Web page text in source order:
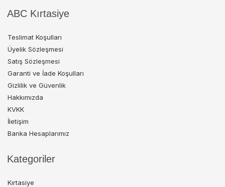
ABC Kırtasiye
Teslimat Koşulları
Üyelik Sözleşmesi
Satış Sözleşmesi
Garanti ve İade Koşulları
Gizlilik ve Güvenlik
Hakkımızda
KVKK
İletişim
Banka Hesaplarımız
Kategoriler
Kırtasiye